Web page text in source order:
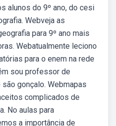
alunos do 9º ano, do cesi
Webveja as
para 9º ano mais
Webatualmente leciono
para o enem na rede
sou professor de
gonçalo. Webmapas
complicados de
No aulas para
a importância de